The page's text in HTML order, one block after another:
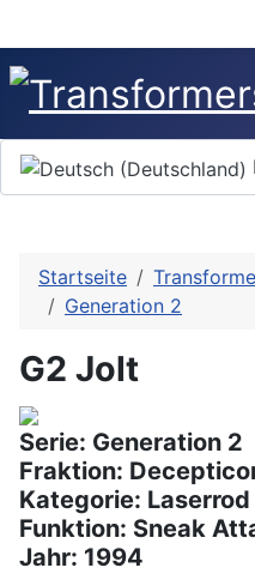
Sprache auswählen
Startseite
Generation 2
G2 Jolt
Serie: Generation 2
Fraktion:
Kategorie: Laserrod
Funktion: Sneak
Jahr: 1994